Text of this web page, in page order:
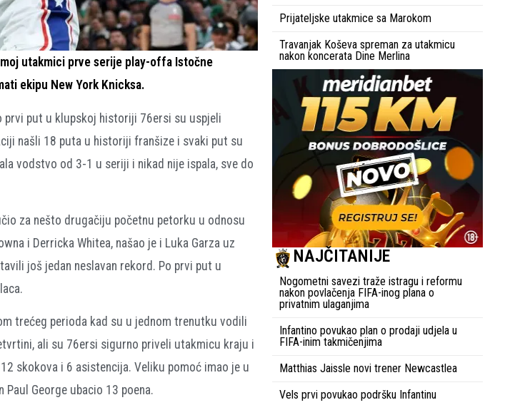
utakmici prve serije play-offa Istočne
ekipu New York Knicksa.
prvi put u klupskoj historiji 76ersi su uspjeli
našli 18 puta u historiji franšize i svaki put su
vodstvo od 3-1 u seriji i nikad nije ispala, sve do
za nešto drugačiju početnu petorku u odnosu
i Derricka Whitea, našao je i Luka Garza uz
još jedan neslavan rekord. Po prvi put u
trećeg perioda kad su u jednom trenutku vodili
ali su 76ersi sigurno priveli utakmicu kraju i
skokova i 6 asistencija. Veliku pomoć imao je u
George ubacio 13 poena.
Prijateljske utakmice sa Marokom
Travanjak Koševa spreman za utakmicu
nakon koncerata Dine Merlina
NAJČITANIJE
Nogometni savezi traže istragu i reformu
nakon povlačenja FIFA-inog plana o
privatnim ulaganjima
Infantino povukao plan o prodaji udjela u
FIFA-inim takmičenjima
Matthias Jaissle novi trener Newcastlea
Vels prvi povukao podršku Infantinu